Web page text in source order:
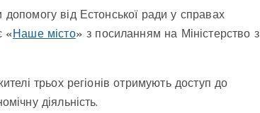
від Естонської ради у справах
« Наше місто» з посиланням на Міністерство з
трьох регіонів отримують доступ до
діяльність.